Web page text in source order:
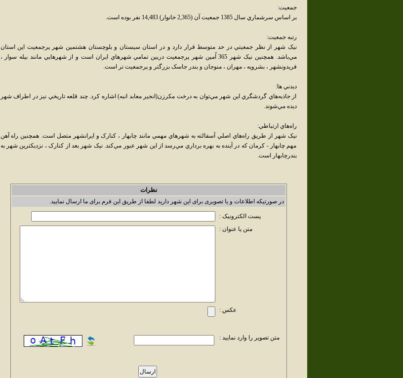
جمعيت:
بر اساس سرشماري سال 1385 جمعيت آن (2,365 خانوار) 14,483 نفر بوده است.
رتبه جمعيت:
نيک شهر از نظر جمعيتي در حد متوسط قرار دارد و در استان سيستان و بلوچستان هشتمين شهر پرجمعيت اين استان
مي‌باشد. همچنين نيک شهر 365 اُمين شهر پرجمعيت دربين تمامي شهرهاي ايران است و از شهرهايي مانند بيله سوار ،
فريدونشهر ، بشرويه ، مهران ، منوجان و بندر جاسک بزرگتر و پرجمعيت تر است.
ديدني ها:
از جاذبه‌هاي گردشگري اين شهر مي‌توان به درخت مکرزن(انجير معابد انبه) اشاره کرد. چند قلعه تاريخي نيز در اطراف شهر
ديده مي‌شوند.
راه‌هاي ارتباطي:
نيک شهر از طريق راه‌هاي اصلي آسفالته به شهرهاي مهمي مانند چابهار ، کنارک و ايرانشهر متصل است. همچنين راه آهن
مهم چابهار - کرمان که در آينده به بهره برداري مي‌رسد از اين شهر عبور مي‌کند. نيک شهر بعد از کنارک ، نزديکترين شهر به
بندرچابهار است.
نظرات
در صورتیکه اطلاعات و یا تصویری برای این شهر دارید لطفا از طریق این فرم برای ما ارسال نمایید.
پست الکترونیک :
متن یا عنوان :
عکس :
متن تصویر را وارد نمایید :